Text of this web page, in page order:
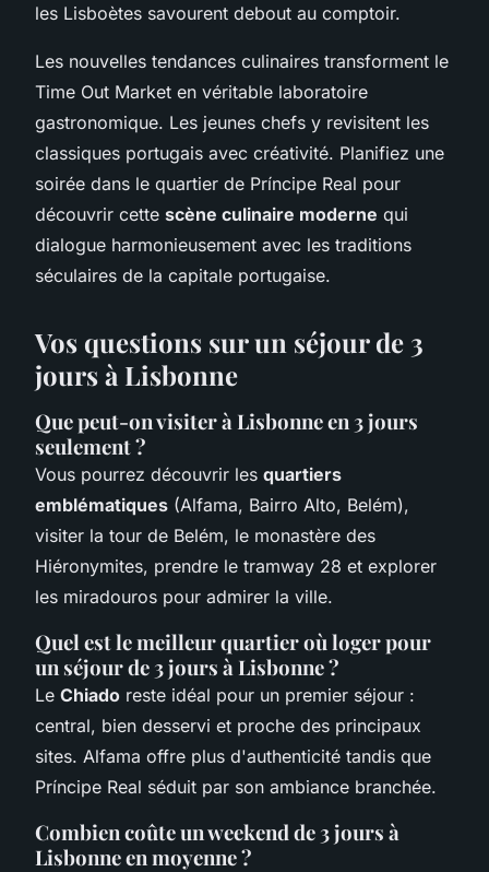
les Lisboètes savourent debout au comptoir.
Les nouvelles tendances culinaires transforment le
Time Out Market en véritable laboratoire
gastronomique. Les jeunes chefs y revisitent les
classiques portugais avec créativité. Planifiez une
soirée dans le quartier de Príncipe Real pour
découvrir cette scène culinaire moderne qui
dialogue harmonieusement avec les traditions
séculaires de la capitale portugaise.
Vos questions sur un séjour de 3
jours à Lisbonne
Que peut-on visiter à Lisbonne en 3 jours
seulement ?
Vous pourrez découvrir les quartiers
emblématiques (Alfama, Bairro Alto, Belém),
visiter la tour de Belém, le monastère des
Hiéronymites, prendre le tramway 28 et explorer
les miradouros pour admirer la ville.
Quel est le meilleur quartier où loger pour
un séjour de 3 jours à Lisbonne ?
Le Chiado reste idéal pour un premier séjour :
central, bien desservi et proche des principaux
sites. Alfama offre plus d'authenticité tandis que
Príncipe Real séduit par son ambiance branchée.
Combien coûte un weekend de 3 jours à
Lisbonne en moyenne ?